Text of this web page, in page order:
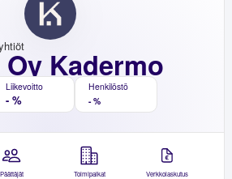
Kadermo
Liikevoitto
- %
Henkilöstö
- %
Päättäjät Toimipaikat Verkkolaskutus